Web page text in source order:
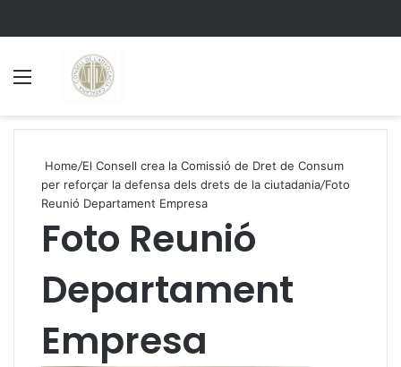
Home/El Consell crea la Comissió de Dret de Consum
per reforçar la defensa dels drets de la ciutadania/Foto
Reunió Departament Empresa
Foto Reunió
Departament
Empresa